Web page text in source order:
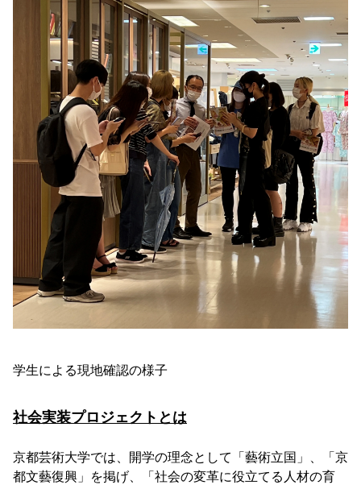
学生による現地確認の様子
社会実装プロジェクトとは
京都芸術大学では、開学の理念として「藝術立国」、「京
都文藝復興」を掲げ、「社会の変革に役立てる人材の育